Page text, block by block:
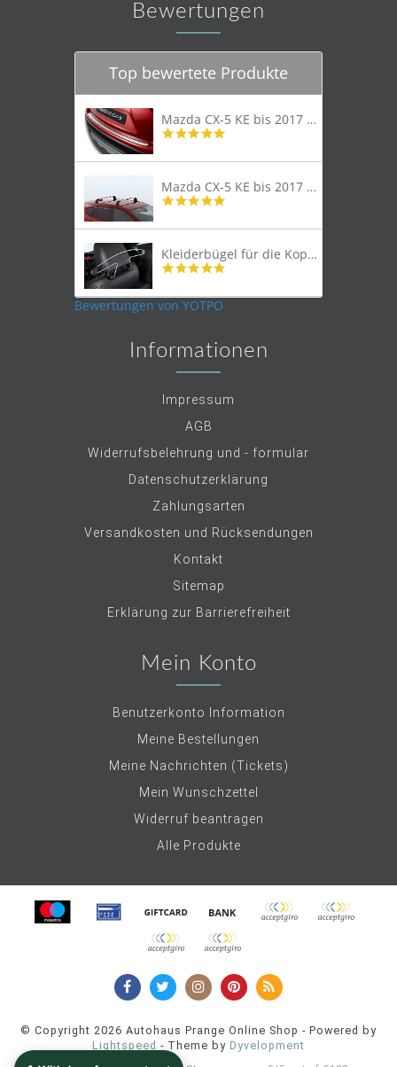
Bewertungen
Top bewertete Produkte
Mazda CX-5 KE bis 2017 Trittschutzleiste Edelstahl original
4.8
rating
Mazda CX-5 KE bis 2017 Lastenträger Dachträger
4.9
rating
Kleiderbügel für die Kopfstütze
4.9
rating
Bewertungen von YOTPO
Informationen
Impressum
AGB
Widerrufsbelehrung und - formular
Datenschutzerklärung
Zahlungsarten
Versandkosten und Rücksendungen
Kontakt
Sitemap
Erklärung zur Barrierefreiheit
Mein Konto
Benutzerkonto Information
Meine Bestellungen
Meine Nachrichten (Tickets)
Mein Wunschzettel
Widerruf beantragen
Alle Produkte
© Copyright 2026 Autohaus Prange Online Shop - Powered by
Lightspeed - Theme by Dyvelopment